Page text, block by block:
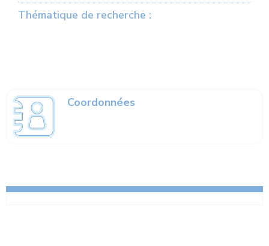
Thématique de recherche :
Coordonnées